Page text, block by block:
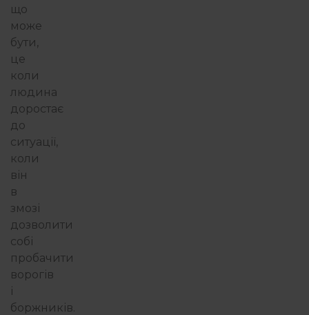
що
може
бути,
це
коли
людина
доростає
до
ситуації,
коли
він
в
змозі
дозволити
собі
пробачити
ворогів
і
боржників.